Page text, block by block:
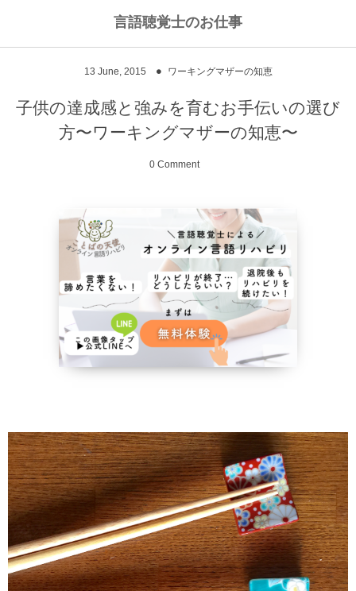
言語聴覚士のお仕事
13 June 2015 ワーキングマザーの知恵
子供の達成感と強みを育むお手伝いの選び
方〜ワーキングマザーの知恵〜
0 Comment
脳に何かがあったとき
NPO法人Reジョブ大阪
ワーキングマザーの知恵 お豆